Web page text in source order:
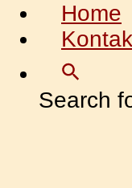
Home
Search